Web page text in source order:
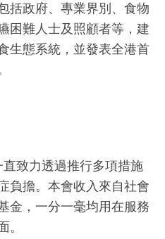
括政府、專業界別、食物
困難人士及照顧者等，建
生態系統，並發表全港首
致力透過推行多項措施
負擔。本會收入來自社會
金，一分一毫均用在服務
。